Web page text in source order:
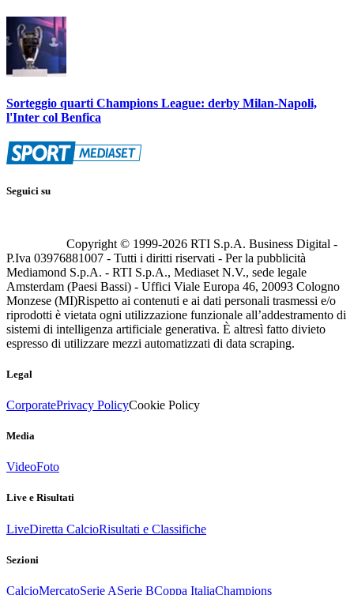
Sorteggio quarti Champions League: derby Milan-Napoli,
l'Inter col Benfica
Seguici su
Copyright © 1999-2026 RTI S.p.A. Business Digital -
P.Iva 03976881007 - Tutti i diritti riservati - Per la pubblicità
Mediamond S.p.A. - RTI S.p.A., Mediaset N.V., sede legale
Amsterdam (Paesi Bassi) - Uffici Viale Europa 46, 20093 Cologno
Monzese (MI)Rispetto ai contenuti e ai dati personali trasmessi e/o
riprodotti è vietata ogni utilizzazione funzionale all’addestramento di
sistemi di intelligenza artificiale generativa. È altresì fatto divieto
espresso di utilizzare mezzi automatizzati di data scraping.
Legal
CorporatePrivacy PolicyCookie Policy
Media
VideoFoto
Live e Risultati
LiveDiretta CalcioRisultati e Classifiche
Sezioni
CalcioMercatoSerie ASerie BCoppa ItaliaChampions